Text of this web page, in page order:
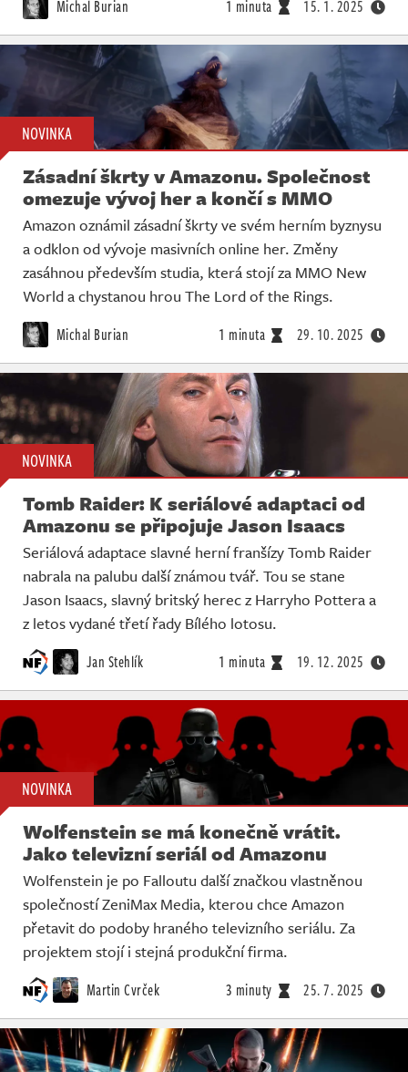
Michal Burian 1 minuta 15. 1. 2025
NOVINKA
Zásadní škrty v Amazonu. Společnost
omezuje vývoj her a končí s MMO
Amazon oznámil zásadní škrty ve svém herním byznysu
a odklon od vývoje masivních online her. Změny
zasáhnou především studia, která stojí za MMO New
World a chystanou hrou The Lord of the Rings.
Michal Burian 1 minuta 29. 10. 2025
NOVINKA
Tomb Raider: K seriálové adaptaci od
Amazonu se připojuje Jason Isaacs
Seriálová adaptace slavné herní franšízy Tomb Raider
nabrala na palubu další známou tvář. Tou se stane
Jason Isaacs, slavný britský herec z Harryho Pottera a
z letos vydané třetí řady Bílého lotosu.
Jan Stehlík 1 minuta 19. 12. 2025
NOVINKA
Wolfenstein se má konečně vrátit.
Jako televizní seriál od Amazonu
Wolfenstein je po Falloutu další značkou vlastněnou
společností ZeniMax Media, kterou chce Amazon
přetavit do podoby hraného televizního seriálu. Za
projektem stojí i stejná produkční firma.
Martin Cvrček 3 minuty 25. 7. 2025